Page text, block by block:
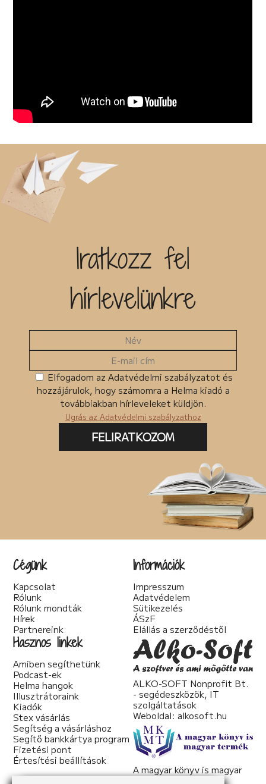
Iratkozz fel
hírlevelünkre
Elfogadom az Adatvédelmi szabályzatot és
hozzájárulok, hogy számomra a Helma kiadó a
továbbiakban hírleveleket küldjön.
Ugrás az Adatvédelmi szabályzathoz
FELIRATKOZOM
Cégünk
Kapcsolat
Rólunk
Rólunk mondták
Hírek
Partnereink
Információk
Impresszum
Adatvédelem
Sütikezelés
ÁSzF
Elállás a szerződéstől
Hasznos linkek
Amiben segíthetünk
Podcast-ek
Helma hangok
Illusztrátoraink
Kiadók
Stex vásárlás
Segítség a vásárláshoz
Segítő bankkártya program
Fizetési pont
Értesítési beállítások
ALKO-SOFT Nonprofit Bt.
- segédeszközök, IT
szolgáltatások
Weboldal: alkosoft.hu
A magyar könyv is magyar
termék